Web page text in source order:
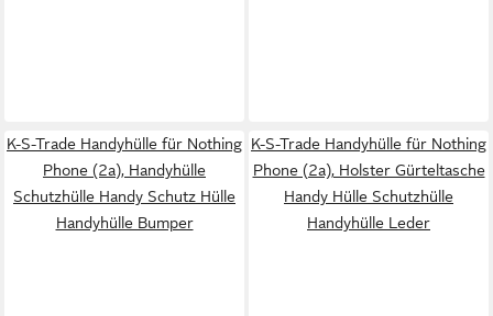
K-S-Trade Handyhülle für Nothing
Phone (2a), Handyhülle
Schutzhülle Handy Schutz Hülle
Handyhülle Bumper
K-S-Trade Handyhülle für Nothing
Phone (2a), Holster Gürteltasche
Handy Hülle Schutzhülle
Handyhülle Leder